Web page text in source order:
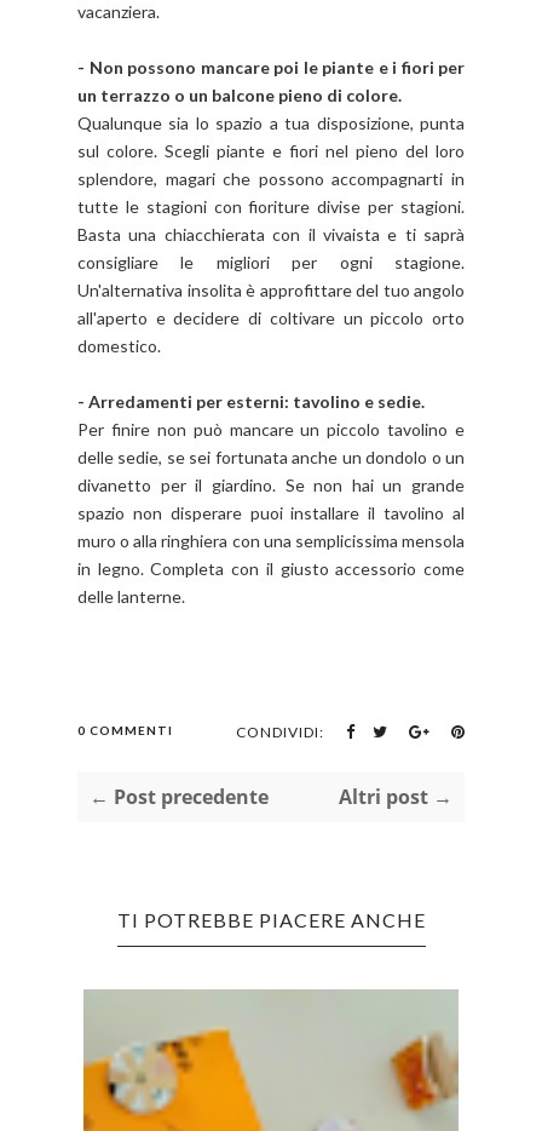
vacanziera.
- Non possono mancare poi le piante e i fiori per
un terrazzo o un balcone pieno di colore.
Qualunque sia lo spazio a tua disposizione, punta
sul colore. Scegli piante e fiori nel pieno del loro
splendore, magari che possono accompagnarti in
tutte le stagioni con fioriture divise per stagioni.
Basta una chiacchierata con il vivaista e ti saprà
consigliare le migliori per ogni stagione.
Un'alternativa insolita è approfittare del tuo angolo
all'aperto e decidere di coltivare un piccolo orto
domestico.
- Arredamenti per esterni: tavolino e sedie.
Per finire non può mancare un piccolo tavolino e
delle sedie, se sei fortunata anche un dondolo o un
divanetto per il giardino. Se non hai un grande
spazio non disperare puoi installare il tavolino al
muro o alla ringhiera con una semplicissima mensola
in legno. Completa con il giusto accessorio come
delle lanterne.
0 COMMENTI CONDIVIDI:
← Post precedente Altri post →
TI POTREBBE PIACERE ANCHE